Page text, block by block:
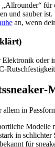
„Allrounder“
und sauber ist.
an, wenn
oder
in
Modelle
in schlichter
für